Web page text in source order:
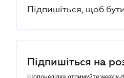
Підпишіться, щоб
Підпишіться на